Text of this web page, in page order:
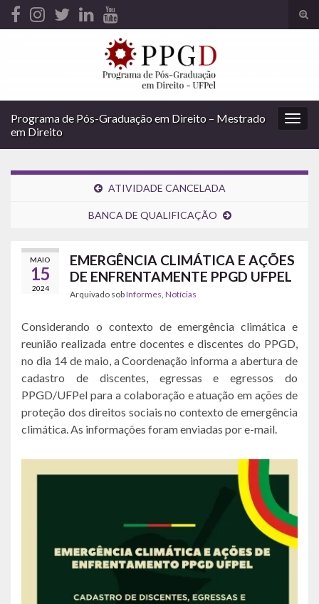
Search for:
Programa de Pós-Graduação em Direito – Mestrado
em Direito
ATIVIDADE CANCELADA
BANCA DE QUALIFICAÇÃO
MAIO
15
2024
EMERGÊNCIA CLIMÁTICA E AÇÕES
DE ENFRENTAMENTE PPGD UFPEL
Arquivado sobInformes, Notícias
Considerando o contexto de emergência climática e
reunião realizada entre docentes e discentes do PPGD,
no dia 14 de maio, a Coordenação informa a abertura de
cadastro de discentes, egressas e egressos do
PPGD/UFPel para a colaboração e atuação em ações de
proteção dos direitos sociais no contexto de emergência
climática. As informações foram enviadas por e-mail.